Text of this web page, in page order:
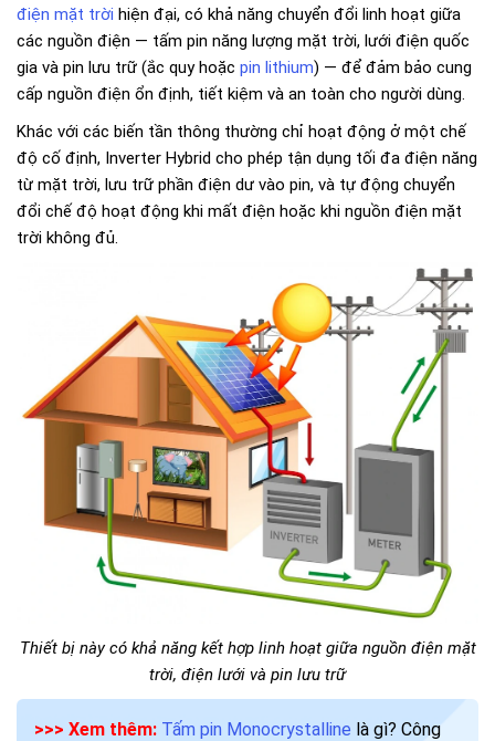
điện mặt trời hiện đại, có khả năng chuyển đổi linh hoạt giữa
các nguồn điện — tấm pin năng lượng mặt trời, lưới điện quốc
gia và pin lưu trữ (ắc quy hoặc pin lithium) — để đảm bảo cung
cấp nguồn điện ổn định, tiết kiệm và an toàn cho người dùng.
Khác với các biến tần thông thường chỉ hoạt động ở một chế
độ cố định, Inverter Hybrid cho phép tận dụng tối đa điện năng
từ mặt trời, lưu trữ phần điện dư vào pin, và tự động chuyển
đổi chế độ hoạt động khi mất điện hoặc khi nguồn điện mặt
trời không đủ.
Thiết bị này có khả năng kết hợp linh hoạt giữa nguồn điện mặt
trời, điện lưới và pin lưu trữ
>>> Xem thêm: Tấm pin Monocrystalline là gì? Công